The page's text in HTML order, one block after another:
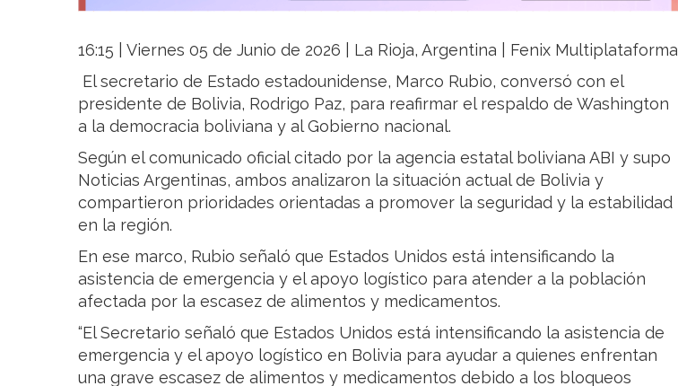
16:15 | Viernes 05 de Junio de 2026 | La Rioja, Argentina | Fenix Multiplataforma
El secretario de Estado estadounidense, Marco Rubio, conversó con el
presidente de Bolivia, Rodrigo Paz, para reafirmar el respaldo de Washington
a la democracia boliviana y al Gobierno nacional.
Según el comunicado oficial citado por la agencia estatal boliviana ABI y supo
Noticias Argentinas, ambos analizaron la situación actual de Bolivia y
compartieron prioridades orientadas a promover la seguridad y la estabilidad
en la región.
En ese marco, Rubio señaló que Estados Unidos está intensificando la
asistencia de emergencia y el apoyo logístico para atender a la población
afectada por la escasez de alimentos y medicamentos.
“El Secretario señaló que Estados Unidos está intensificando la asistencia de
emergencia y el apoyo logístico en Bolivia para ayudar a quienes enfrentan
una grave escasez de alimentos y medicamentos debido a los bloqueos